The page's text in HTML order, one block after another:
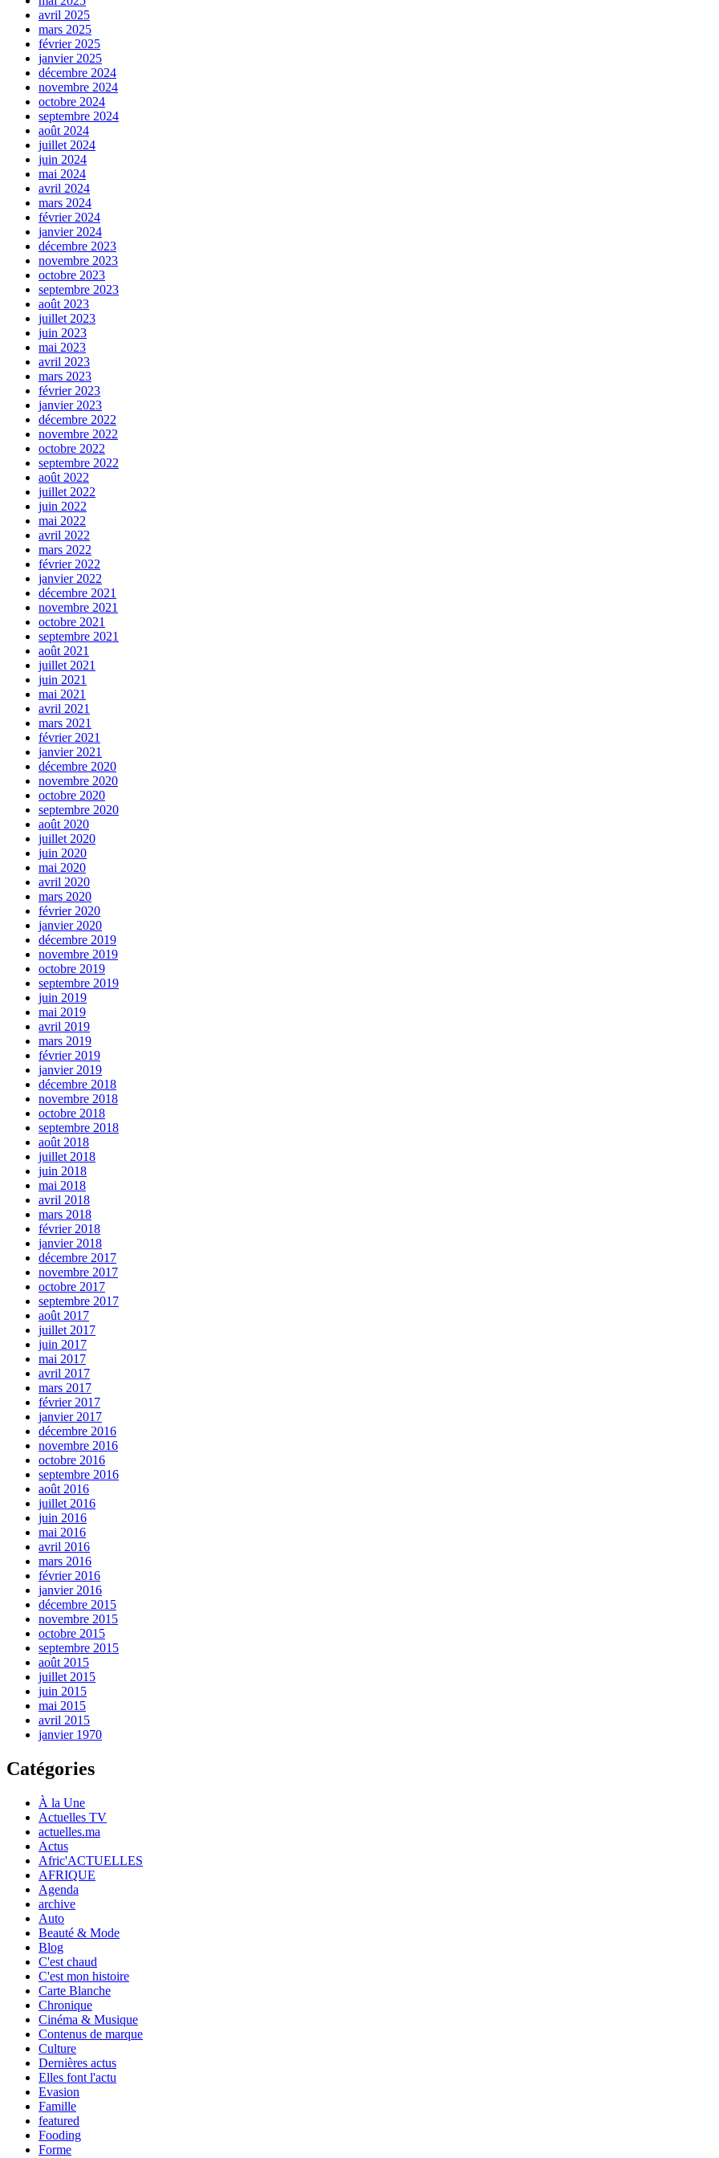
avril 2025
mars 2025
février 2025
janvier 2025
décembre 2024
novembre 2024
octobre 2024
septembre 2024
août 2024
juillet 2024
juin 2024
mai 2024
avril 2024
mars 2024
février 2024
janvier 2024
décembre 2023
novembre 2023
octobre 2023
septembre 2023
août 2023
juillet 2023
juin 2023
mai 2023
avril 2023
mars 2023
février 2023
janvier 2023
décembre 2022
novembre 2022
octobre 2022
septembre 2022
août 2022
juillet 2022
juin 2022
mai 2022
avril 2022
mars 2022
février 2022
janvier 2022
décembre 2021
novembre 2021
octobre 2021
septembre 2021
août 2021
juillet 2021
juin 2021
mai 2021
avril 2021
mars 2021
février 2021
janvier 2021
décembre 2020
novembre 2020
octobre 2020
septembre 2020
août 2020
juillet 2020
juin 2020
mai 2020
avril 2020
mars 2020
février 2020
janvier 2020
décembre 2019
novembre 2019
octobre 2019
septembre 2019
juin 2019
mai 2019
avril 2019
mars 2019
février 2019
janvier 2019
décembre 2018
novembre 2018
octobre 2018
septembre 2018
août 2018
juillet 2018
juin 2018
mai 2018
avril 2018
mars 2018
février 2018
janvier 2018
décembre 2017
novembre 2017
octobre 2017
septembre 2017
août 2017
juillet 2017
juin 2017
mai 2017
avril 2017
mars 2017
février 2017
janvier 2017
décembre 2016
novembre 2016
octobre 2016
septembre 2016
août 2016
juillet 2016
juin 2016
mai 2016
avril 2016
mars 2016
février 2016
janvier 2016
décembre 2015
novembre 2015
octobre 2015
septembre 2015
août 2015
juillet 2015
juin 2015
mai 2015
avril 2015
janvier 1970
Catégories
À la Une
Actuelles TV
actuelles.ma
Actus
Afric'ACTUELLES
AFRIQUE
Agenda
archive
Auto
Beauté & Mode
Blog
C'est chaud
C'est mon histoire
Carte Blanche
Chronique
Cinéma & Musique
Contenus de marque
Culture
Dernières actus
Elles font l'actu
Evasion
Famille
featured
Fooding
Forme